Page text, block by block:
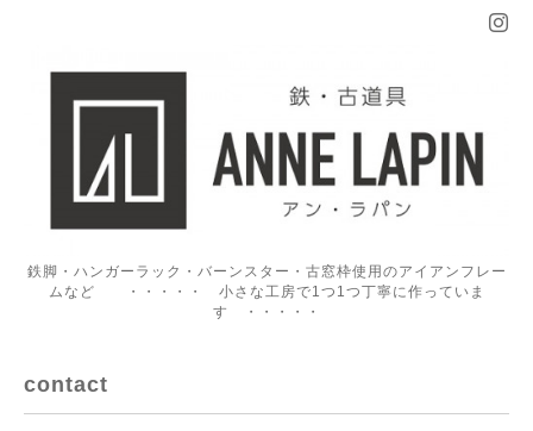
鉄脚・ハンガーラック・バーンスター・古窓枠使用のアイアンフレー
ムなど ・・・・・ 小さな工房で1つ1つ丁寧に作っていま
す ・・・・・
contact